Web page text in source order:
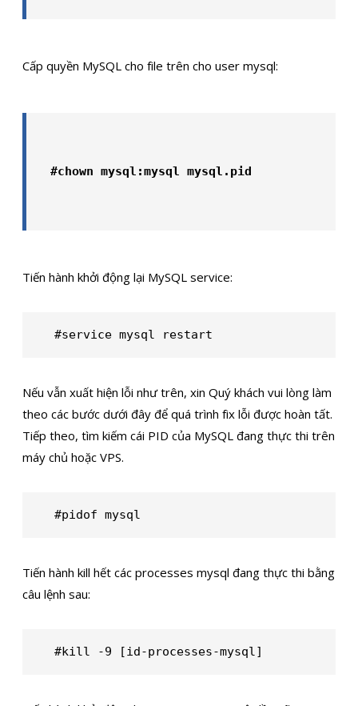
Cấp quyền MySQL cho file trên cho user mysql:
#chown mysql:mysql mysql.pid
Tiến hành khởi động lại MySQL service:
#service mysql restart
Nếu vẫn xuất hiện lỗi như trên, xin Quý khách vui lòng làm
theo các bước dưới đây để quá trình fix lỗi được hoàn tất.
Tiếp theo, tìm kiếm cái PID của MySQL đang thực thi trên
máy chủ hoặc VPS.
#pidof mysql
Tiến hành kill hết các processes mysql đang thực thi bằng
câu lệnh sau:
#kill -9 [id-processes-mysql]